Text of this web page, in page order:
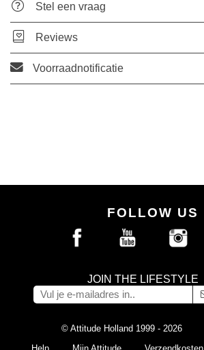
Stel een vraag
Reviews
Voorraadnotificatie
FOLLOW US
JOIN THE LIFESTYLE
© Attitude Holland 1999 - 2026